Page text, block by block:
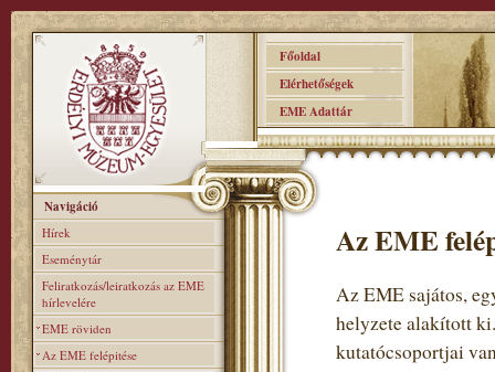
Főoldal
Elérhetőségek
EME Adattár
Navigáció
Hírek
Eseménytár
Feliratkozás/leiratkozás az EME
hírlevelére
EME röviden
Az EME felépitése
Az EME
Az EME sajátos,
helyzete alakított
kutatócsoportjai